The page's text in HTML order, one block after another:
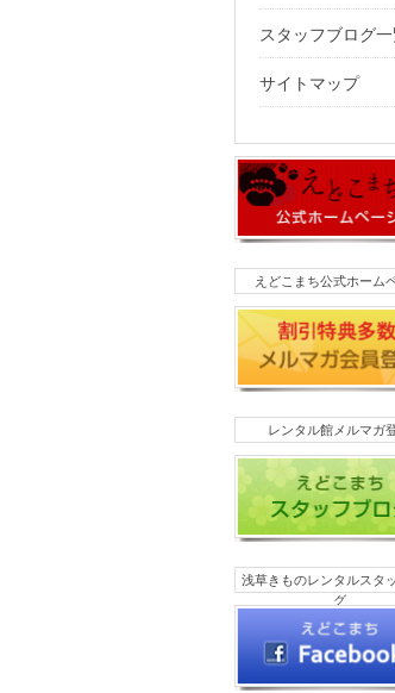
スタッフブログ
サイトマップ
えどこまち公式ホーム
レンタル館メルマガ
浅草きものレンタルスタ
グ